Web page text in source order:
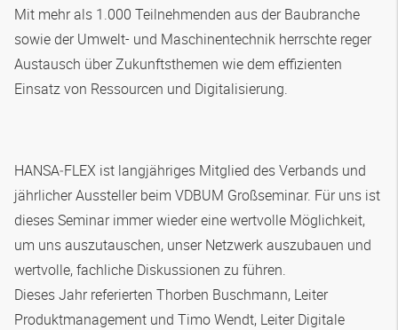
Mit mehr als 1.000 Teilnehmenden aus der Baubranche
sowie der Umwelt- und Maschinentechnik herrschte reger
Austausch über Zukunftsthemen wie dem effizienten
Einsatz von Ressourcen und Digitalisierung.
HANSA‑FLEX ist langjähriges Mitglied des Verbands und
jährlicher Aussteller beim VDBUM Großseminar. Für uns ist
dieses Seminar immer wieder eine wertvolle Möglichkeit,
um uns auszutauschen, unser Netzwerk auszubauen und
wertvolle, fachliche Diskussionen zu führen.
Dieses Jahr referierten Thorben Buschmann, Leiter
Produktmanagement und Timo Wendt, Leiter Digitale